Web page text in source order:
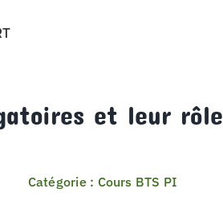
et leur rôle
Catégorie : Cours BTS PI